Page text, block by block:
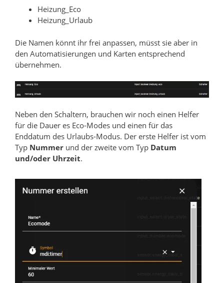
Heizung_Eco
Heizung_Urlaub
Die Namen könnt ihr frei anpassen, müsst sie aber in
den Automatisierungen und Karten entsprechend
übernehmen.
Neben den Schaltern, brauchen wir noch einen Helfer
für die Dauer es Eco-Modes und einen für das
Enddatum des Urlaubs-Modus. Der erste Helfer ist vom
Typ Nummer und der zweite vom Typ Datum
und/oder Uhrzeit.